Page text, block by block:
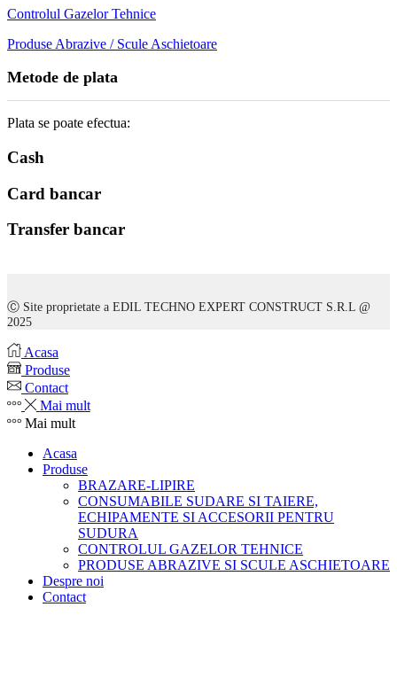
Controlul Gazelor Tehnice
Produse Abrazive / Scule Aschietoare
Metode de plata
Plata se poate efectua:
Cash
Card bancar
Transfer bancar
Ⓒ Site proprietate a EDIL TECHNO EXPERT CONSTRUCT S.R.L @
2025
Acasa
Produse
Contact
Mai mult
Mai mult
Acasa
Produse
BRAZARE-LIPIRE
CONSUMABILE SUDARE SI TAIERE,
ECHIPAMENTE SI ACCESORII PENTRU
SUDURA
CONTROLUL GAZELOR TEHNICE
PRODUSE ABRAZIVE SI SCULE ASCHIETOARE
Despre noi
Contact